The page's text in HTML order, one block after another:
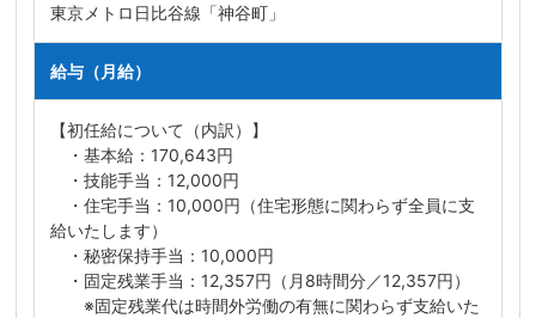
東京メトロ日比谷線「神谷町」
給与（月給）
【初任給について（内訳）】
・基本給：170,643円
・技能手当：12,000円
・住宅手当：10,000円（住宅形態に関わらず全員に支
給いたします）
・秘密保持手当：10,000円
・固定残業手当：12,357円（月8時間分／12,357円）
※固定残業代は時間外労働の有無に関わらず支給いた